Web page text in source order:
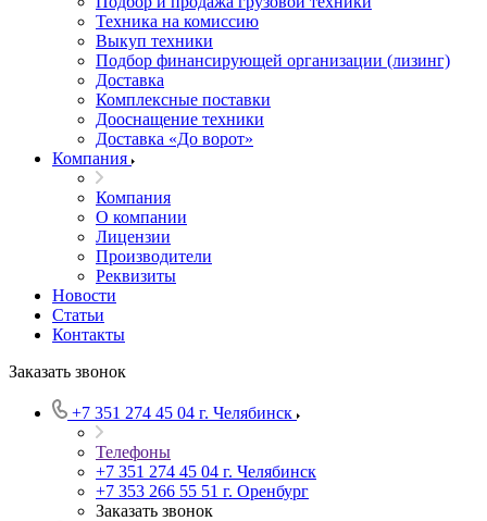
Техника на комиссию
Выкуп техники
Подбор финансирующей организации (лизинг)
Доставка
Комплексные поставки
Дооснащение техники
Доставка «До ворот»
Компания
Компания
О компании
Лицензии
Производители
Реквизиты
Новости
Статьи
Контакты
Заказать звонок
+7 351 274 45 04 г. Челябинск
Телефоны
+7 351 274 45 04 г. Челябинск
+7 353 266 55 51 г. Оренбург
Заказать звонок